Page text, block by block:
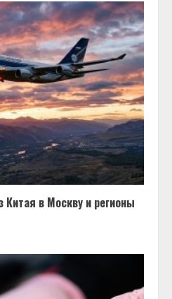
Китая в Москву и регионы